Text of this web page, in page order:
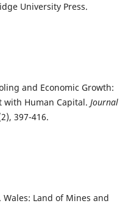
University Press.
and Economic Growth:
with Human Capital. Journal
397-416.
Land of Mines and